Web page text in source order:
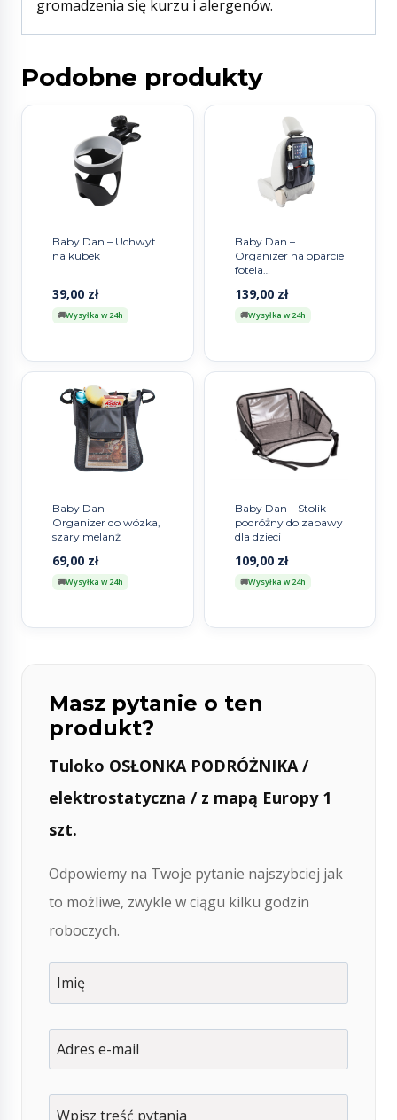
gromadzenia się kurzu i alergenów.
Podobne produkty
Baby Dan – Uchwyt
na kubek
39,00 zł
Wysyłka w 24h
Baby Dan –
Organizer na oparcie
fotela
szary
139,00 zł
Wysyłka w 24h
Baby Dan –
Organizer do wózka,
szary melanż
69,00 zł
Wysyłka w 24h
Baby Dan – Stolik
podróżny do zabawy
dla dzieci
109,00 zł
Wysyłka w 24h
Masz pytanie o ten
produkt?
Tuloko OSŁONKA PODRÓŻNIKA /
elektrostatyczna / z mapą Europy 1
szt.
Odpowiemy na Twoje pytanie najszybciej jak
to możliwe, zwykle w ciągu kilku godzin
roboczych.